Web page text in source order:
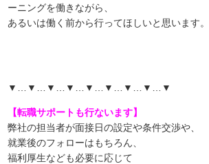
ーニングを働きながら、
あるいは働く前から行ってほしいと思います。
▼…▼…▼…▼…▼…▼…▼…▼…▼
【転職サポートも行ないます】
弊社の担当者が面接日の設定や条件交渉や、
就業後のフォローはもちろん、
福利厚生なども必要に応じて